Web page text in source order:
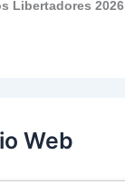
Libertadores 2026
Web